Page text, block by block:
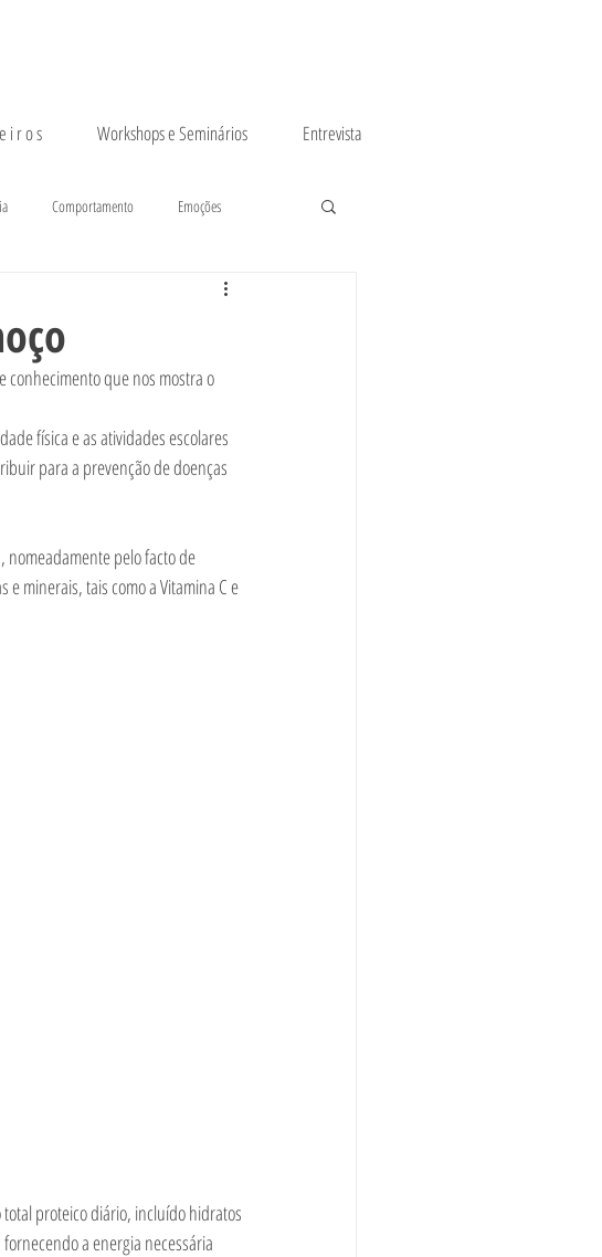
i r o s Workshops e Seminários Entrevista
Comportamento Emoções
que nos mostra o
física e as atividades escolares
para a prevenção de doenças
nomeadamente pelo facto de
minerais, tais como a Vitamina C e
proteico diário, incluído hidratos
a energia necessária